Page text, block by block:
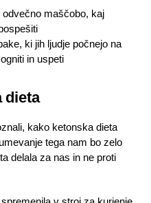
maščobo, kaj
ki jih ljudje počnejo na
in uspeti
dieta
kako ketonska dieta
tega nam bo zelo
delala za nas in ne proti